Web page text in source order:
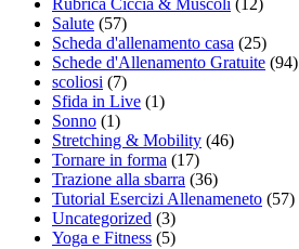
Rubrica Ciccia & Muscoli (12)
Salute (57)
Scheda d'allenamento casa (25)
Schede d'Allenamento Gratuite (94)
scoliosi (7)
Sfida in Live (1)
Sonno (1)
Stretching & Mobility (46)
Tornare in forma (17)
Trazione alla sbarra (36)
Tutorial Esercizi Allenameneto (57)
Uncategorized (3)
Yoga e Fitness (5)